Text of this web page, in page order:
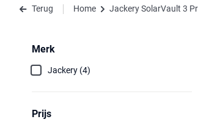
Terug Home Jackery SolarVault 3
Merk
Jackery (4)
Prijs